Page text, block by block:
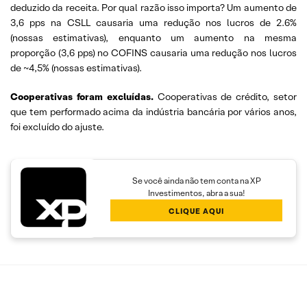
deduzido da receita. Por qual razão isso importa? Um aumento de
3,6 pps na CSLL causaria uma redução nos lucros de 2.6%
(nossas estimativas), enquanto um aumento na mesma
proporção (3,6 pps) no COFINS causaria uma redução nos lucros
de ~4,5% (nossas estimativas).
Cooperativas foram excluídas.Cooperativas de crédito, setor
que tem performado acima da indústria bancária por vários anos,
foi excluído do ajuste.
Se você ainda não tem conta na XP
Investimentos, abra a sua!
CLIQUE AQUI